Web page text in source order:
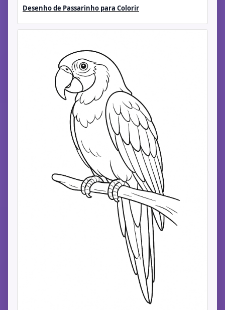
Desenho de Passarinho para Colorir